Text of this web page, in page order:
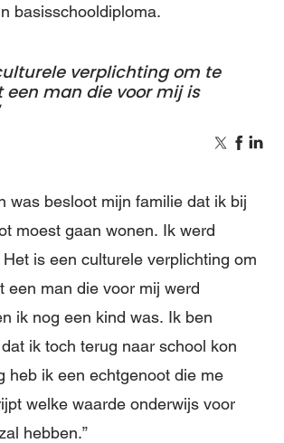
basisschooldiploma.
verplichting om te
een man die voor mij is
was besloot mijn familie dat ik bij
moest gaan wonen. Ik werd
is een culturele verplichting om
een man die voor mij werd
ik nog een kind was. Ik ben
ik toch terug naar school kon
heb ik een echtgenoot die me
welke waarde onderwijs voor
hebben.”